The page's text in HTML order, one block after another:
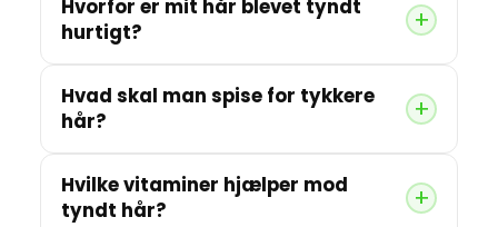
Hvorfor er mit hår blevet tyndt
hurtigt?
Hvad skal man spise for tykkere
hår?
Hvilke vitaminer hjælper mod
tyndt hår?